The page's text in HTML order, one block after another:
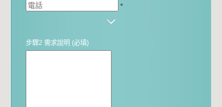
*
步驟2 需求說明 (必填)